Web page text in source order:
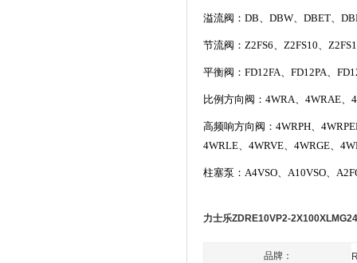
溢流阀：DB、DBW、DBET、
节流阀：Z2FS6、Z2FS10、
平衡阀：FD12FA、FD12PA、
比例方向阀：4WRA、4WRAE、
高频响方向阀：4WRPH、
4WRLE、4WRVE、4WRGE、
柱塞泵：A4VSO、A10VSO、
力士乐ZDRE10VP2-
品牌：